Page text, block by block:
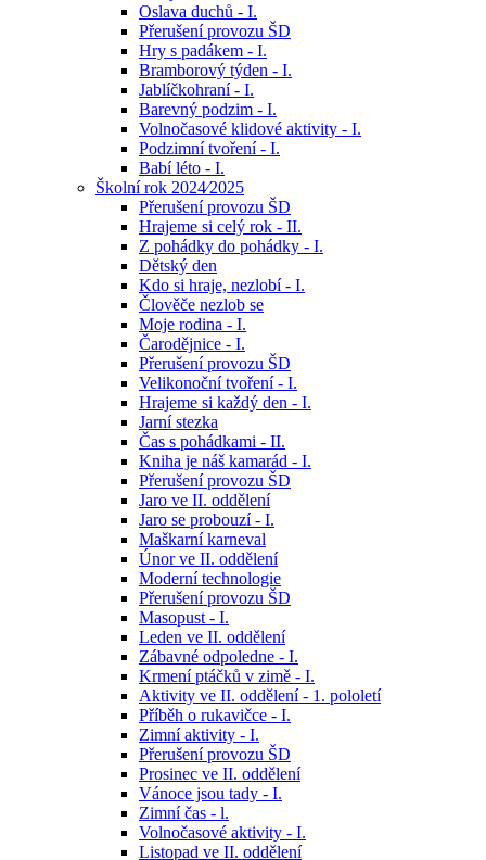
Oslava duchů - I.
Přerušení provozu ŠD
Hry s padákem - I.
Bramborový týden - I.
Jablíčkohraní - I.
Barevný podzim - I.
Volnočasové klidové aktivity - I.
Podzimní tvoření - I.
Babí léto - I.
Školní rok 2024⁄2025
Přerušení provozu ŠD
Hrajeme si celý rok - II.
Z pohádky do pohádky - I.
Dětský den
Kdo si hraje, nezlobí - I.
Člověče nezlob se
Moje rodina - I.
Čarodějnice - I.
Přerušení provozu ŠD
Velikonoční tvoření - I.
Hrajeme si každý den - I.
Jarní stezka
Čas s pohádkami - II.
Kniha je náš kamarád - I.
Přerušení provozu ŠD
Jaro ve II. oddělení
Jaro se probouzí - I.
Maškarní karneval
Únor ve II. oddělení
Moderní technologie
Přerušení provozu ŠD
Masopust - I.
Leden ve II. oddělení
Zábavné odpoledne - I.
Krmení ptáčků v zimě - I.
Aktivity ve II. oddělení - 1. pololetí
Příběh o rukavičce - I.
Zimní aktivity - I.
Přerušení provozu ŠD
Prosinec ve II. oddělení
Vánoce jsou tady - I.
Zimní čas - l.
Volnočasové aktivity - I.
Listopad ve II. oddělení